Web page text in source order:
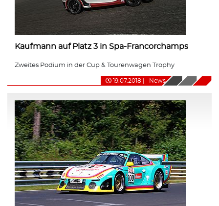
Kaufmann auf Platz 3 in Spa-Francorchamps
Zweites Podium in der Cup & Tourenwagen Trophy
19.07.2018 News